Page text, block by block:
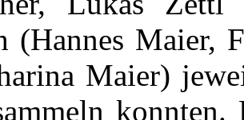
(Hannes Maier,
Maier)